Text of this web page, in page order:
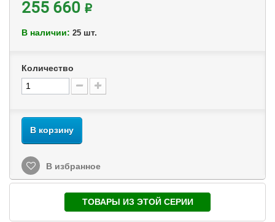
255 660 ₽
В наличии: 25 шт.
Количество
В корзину
В избранное
ТОВАРЫ ИЗ ЭТОЙ СЕРИИ